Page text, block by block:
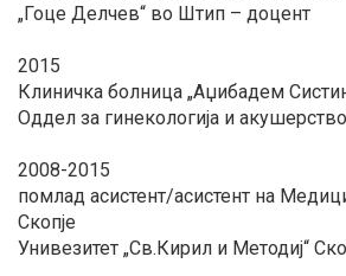
„Гоце Делчев“ во Штип – доцент
2015
Клиничка болница „Аџибадем
Оддел за гинекологија и акушерство
2008-2015
помлад асистент/асистент на
Скопје
Унивезитет „Св.Кирил и Методиј“